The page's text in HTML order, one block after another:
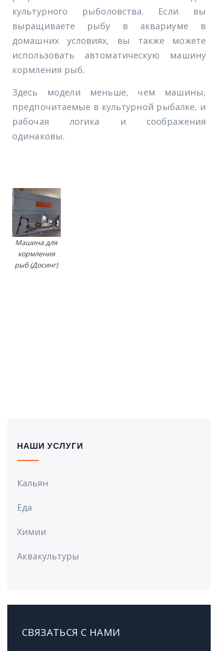
культурного рыболовства. Если вы
выращиваете рыбу в аквариуме в
домашних условиях, вы также можете
использовать автоматическую машину
кормления рыб.
Здесь модели меньше, чем машины,
предпочитаемые в культурной рыбалке, и
рабочая логика и соображения
одинаковы.
Машина для
кормления
рыб (Досинг)
НАШИ УСЛУГИ
Кальян
Еда
Химии
Аквакультуры
СВЯЗАТЬСЯ С НАМИ